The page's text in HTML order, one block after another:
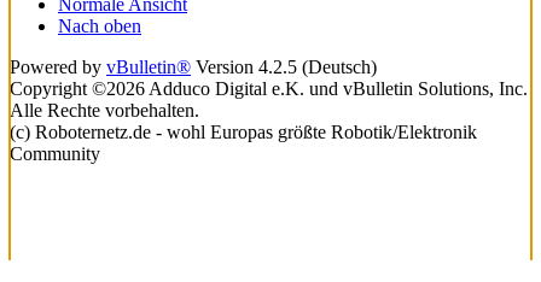
Nach oben
Powered by vBulletin® Version 4.2.5 (Deutsch)
Copyright ©2026 Adduco Digital e.K. und vBulletin Solutions, Inc.
Alle Rechte vorbehalten.
(c) Roboternetz.de - wohl Europas größte Robotik/Elektronik
Community